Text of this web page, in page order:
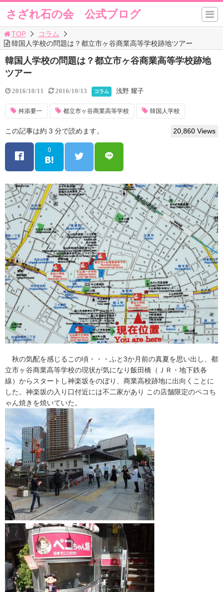
さざれ石の会 公式ブログ
TOP
コラム
韓国人学校の問題は？都立市ヶ谷商業高等学校跡地ツアー
韓国人学校の問題は？都立市ヶ谷商業高等学校跡地
ツアー
2016/10/11 2016/10/13 コラム 浅野 耀子
舛添要一 都立市ヶ谷商業高等学校 韓国人学校
この記事は約 3 分で読めます。 20,860 Views
0
秋の気配を感じるこの頃・・・ふと3か月前の真夏を思い出し、都
立市ヶ谷商業高等学校の現状が気になり飯田橋（ＪＲ・地下鉄各
線）からスタートし神楽坂をのぼり、商業高校跡地に出向くことに
した。神楽坂の入り口付近には不二家があり この店舗限定のペコち
ゃん焼きを焼いていた。